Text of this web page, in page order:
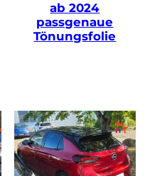
ab 2024
passgenaue
Tönungsfolie